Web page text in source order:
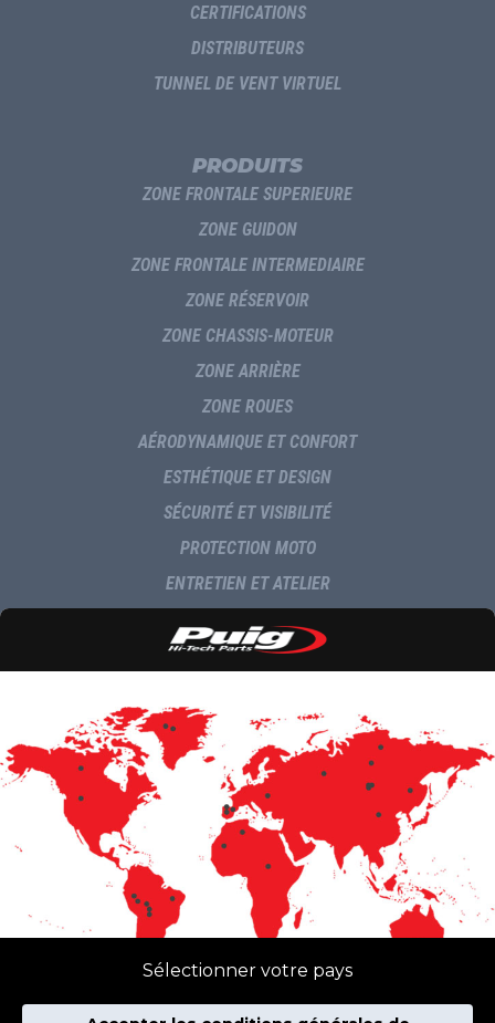
CERTIFICATIONS
DISTRIBUTEURS
TUNNEL DE VENT VIRTUEL
PRODUITS
ZONE FRONTALE SUPERIEURE
ZONE GUIDON
ZONE FRONTALE INTERMEDIAIRE
ZONE RÉSERVOIR
ZONE CHASSIS-MOTEUR
ZONE ARRIÈRE
ZONE ROUES
AÉRODYNAMIQUE ET CONFORT
ESTHÉTIQUE ET DESIGN
SÉCURITÉ ET VISIBILITÉ
PROTECTION MOTO
ENTRETIEN ET ATELIER
LIVRAISON
COMMUNICATION
INFORMATIONS
MULTIMÉDIA
NOUVEAUTES
CATALOGUES
CONTACTS
Sélectionner votre pays